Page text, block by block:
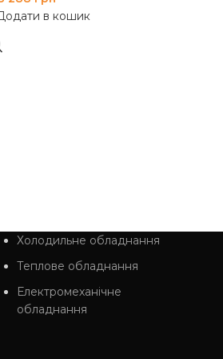
в кошик
Холодильне обладнання
Теплове обладнання
Електромеханічне
обладнання